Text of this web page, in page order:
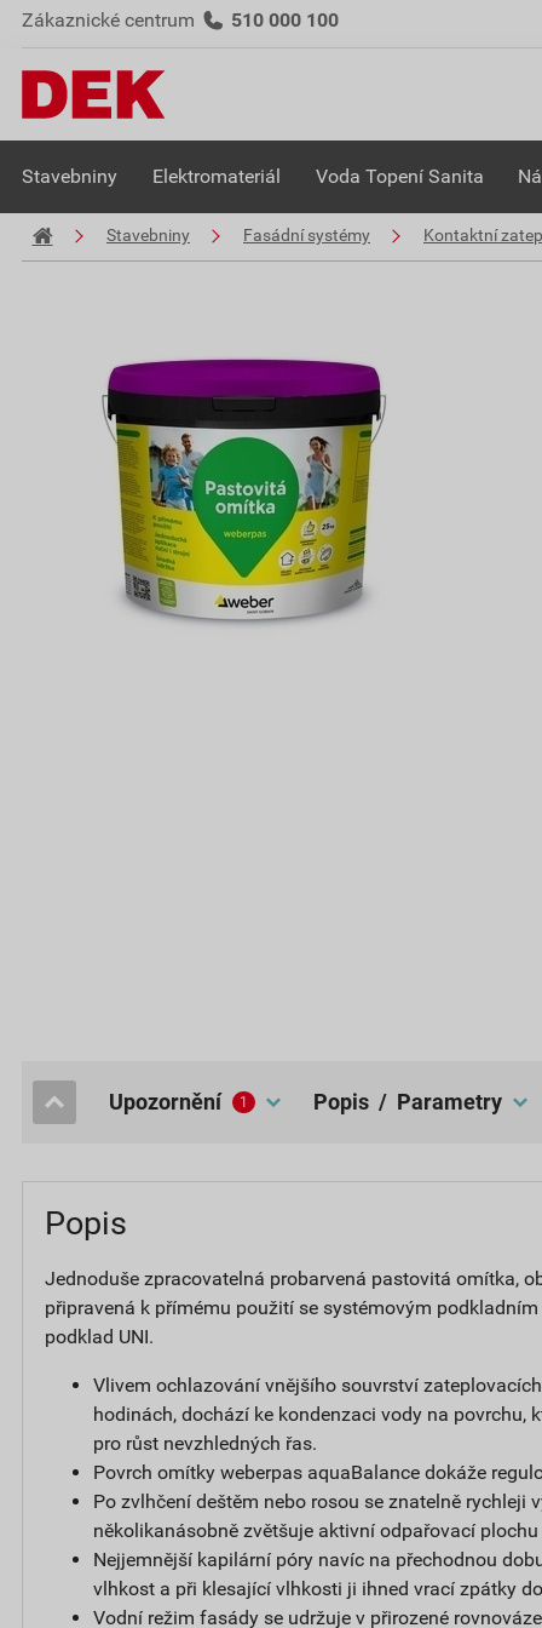
Zákaznické centrum 510 000 100
Stavebniny Elektromateriál Voda Topení Sanita
Stavebniny Fasádní systémy Kontaktní
popis / Parametry
upozornění 1
Popis
Jednoduše zpracovatelná probarvená pastovitá omítka,
připravená k přímému použití se systémovým
podklad UNI.
Vlivem ochlazování vnějšího souvrství
hodinách, dochází ke kondenzaci vody na povrchu,
pro růst nevzhledných řas.
Povrch omítky weberpas aquaBalance dokáže
Po zvlhčení deštěm nebo rosou se znatelně rychleji
několikanásobně zvětšuje aktivní odpařovací
Nejjemnější kapilární póry navíc na přechodnou
vlhkost a při klesající vlhkosti ji ihned vrací zpátky
Vodní režim fasády se udržuje v přirozené